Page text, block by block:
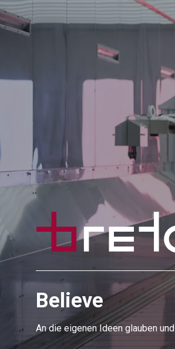
Believe
An die eigenen Ideen glauben